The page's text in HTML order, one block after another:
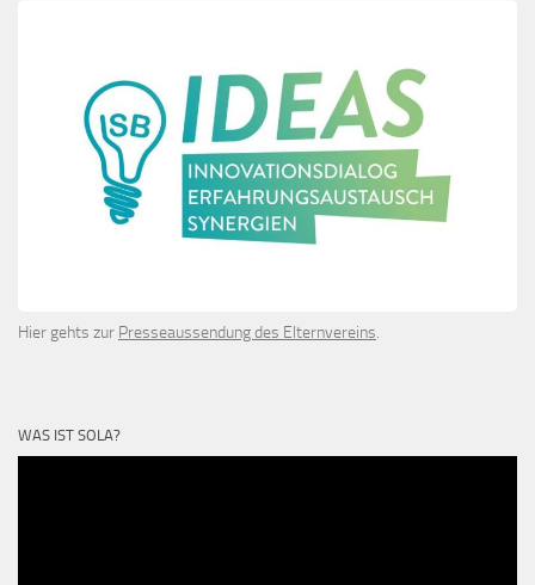
Hier gehts zur Presseaussendung des Elternvereins.
WAS IST SOLA?